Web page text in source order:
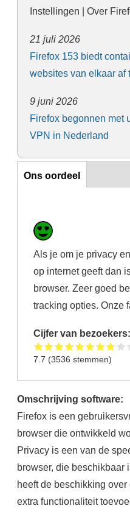
Instellingen | Over
21 juli 2026
Firefox 153 biedt
websites van elkaar af
9 juni 2026
Firefox begonnen met
VPN in Nederland
Ons oordeel
Ons oordeel
Als je om je privacy
op internet geeft dan
browser. Zeer goed
tracking opties. Onze
Cijfer van bezoekers:
7.7 (3536 stemmen)
Omschrijving software:
Firefox is een
browser die ontwikkeld
Privacy is een van de
browser, die beschikbaar
heeft de beschikking
extra functionaliteit